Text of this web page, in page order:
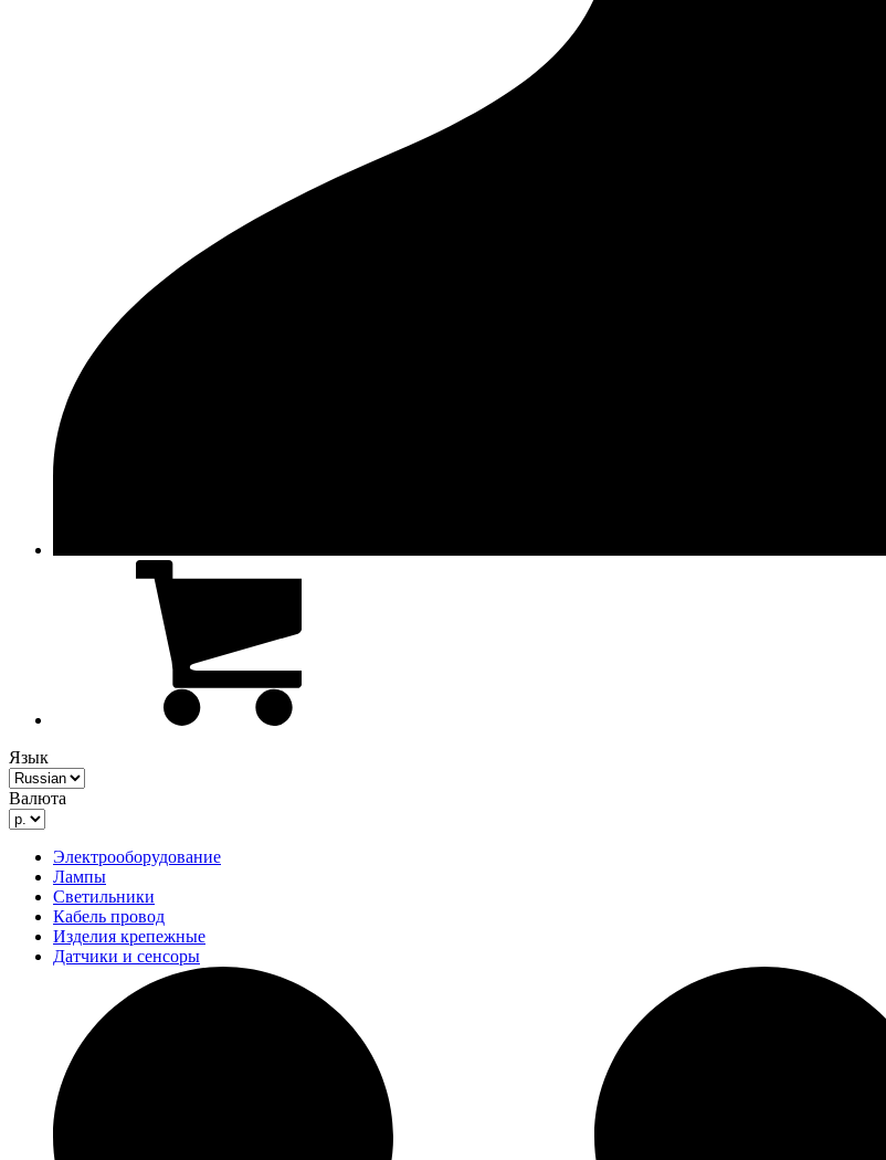
Язык
Валюта
Электрооборудование
Лампы
Светильники
Кабель провод
Изделия крепежные
Датчики и сенсоры